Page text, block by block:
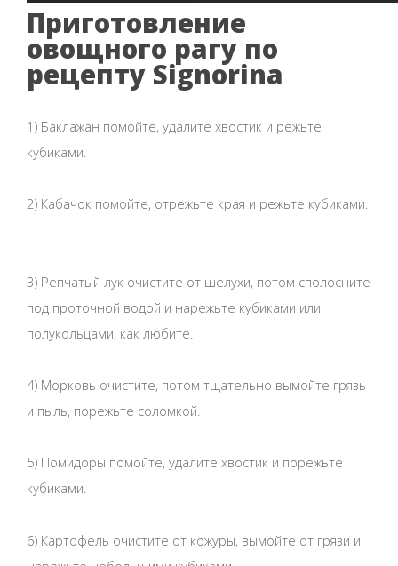
Приготовление
овощного рагу по
рецепту Signorina
1) Баклажан помойте, удалите хвостик и режьте
кубиками.
2) Кабачок помойте, отрежьте края и режьте кубиками.
3) Репчатый лук очистите от шелухи, потом сполосните
под проточной водой и нарежьте кубиками или
полукольцами, как любите.
4) Морковь очистите, потом тщательно вымойте грязь
и пыль, порежьте соломкой.
5) Помидоры помойте, удалите хвостик и порежьте
кубиками.
6) Картофель очистите от кожуры, вымойте от грязи и